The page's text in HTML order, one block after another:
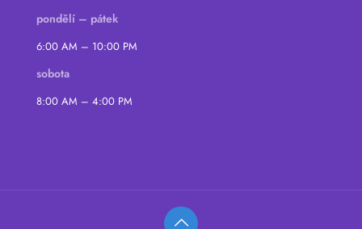
pondělí – pátek
6:00 AM – 10:00 PM
sobota
8:00 AM – 4:00 PM